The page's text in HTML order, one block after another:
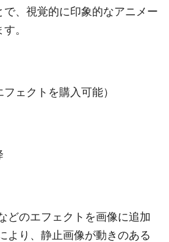
で、視覚的に印象的なアニメー
。
ェクトを購入可能）
どのエフェクトを画像に追加
より、静止画像が動きのある